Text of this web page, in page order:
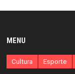
MENU
Cultura Esporte